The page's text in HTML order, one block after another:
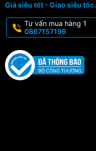
Giá siêu tốt - Giao siêu tốc.
Tư vấn mua hàng 1
0867157196